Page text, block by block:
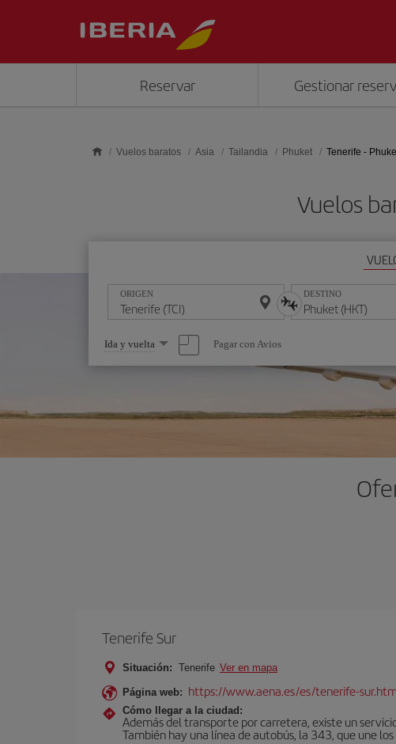
Reservar Gestionar
Vuelos baratos Asia Tailandia Phuket Tenerife -
Vuelos
ORIGEN DESTINO
Seleccione
una
opción
Ida y vuelta Pagar con Avios
Tenerife Sur
Situación: Tenerife Ver en mapa
Página web: https://www.aena.es/es/tenerife-
Cómo llegar a la ciudad:
Además del transporte por carretera, existe un
También hay una línea de autobús, la 343, que une